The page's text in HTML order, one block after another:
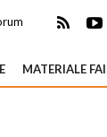
MATERIALE